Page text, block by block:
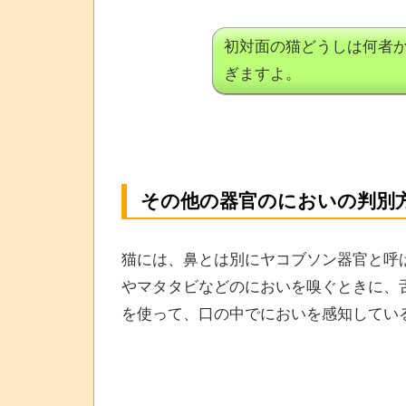
初対面の猫どうしは何者
ぎますよ。
その他の器官のにおいの判別
猫には、鼻とは別にヤコブソン器官と
やマタタビなどのにおいを嗅ぐときに
を使って、口の中でにおいを感知してい